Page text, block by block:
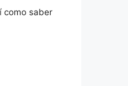
como saber